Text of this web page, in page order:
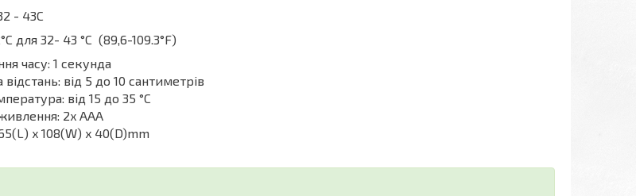
- 43C
для 32- 43 °C (89,6-109.3°F)
часу: 1 секунда
від 5 до 10 сантиметрів
від 15 до 35 °C
2x AAA
x 108(W) x 40(D)mm